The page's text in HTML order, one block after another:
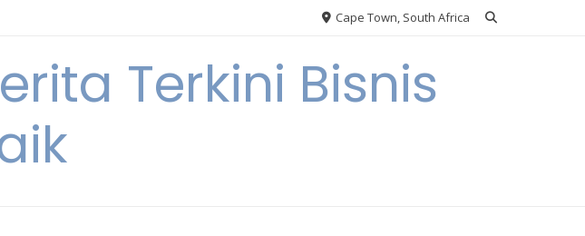
Cape Town, South Africa
Terkini Bisnis